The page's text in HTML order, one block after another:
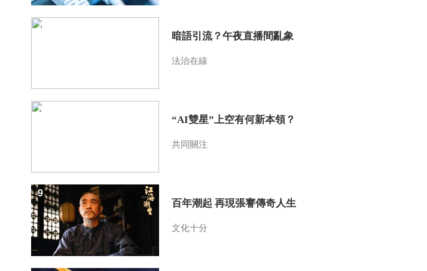
暗語引流？午夜直播間亂象
法治在線
7
“AI雙星”上空有何新本領？
共同關注
8
百年潮起 再現張謇傳奇人生
文化十分
9